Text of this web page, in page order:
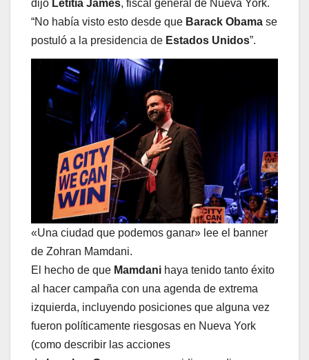
dijo Letitia James, fiscal general de Nueva York.
“No había visto esto desde que Barack Obama se
postuló a la presidencia de Estados Unidos”.
«Una ciudad que podemos ganar» lee el banner
de Zohran Mamdani.
El hecho de que Mamdani haya tenido tanto éxito
al hacer campaña con una agenda de extrema
izquierda, incluyendo posiciones que alguna vez
fueron políticamente riesgosas en Nueva York
(como describir las acciones